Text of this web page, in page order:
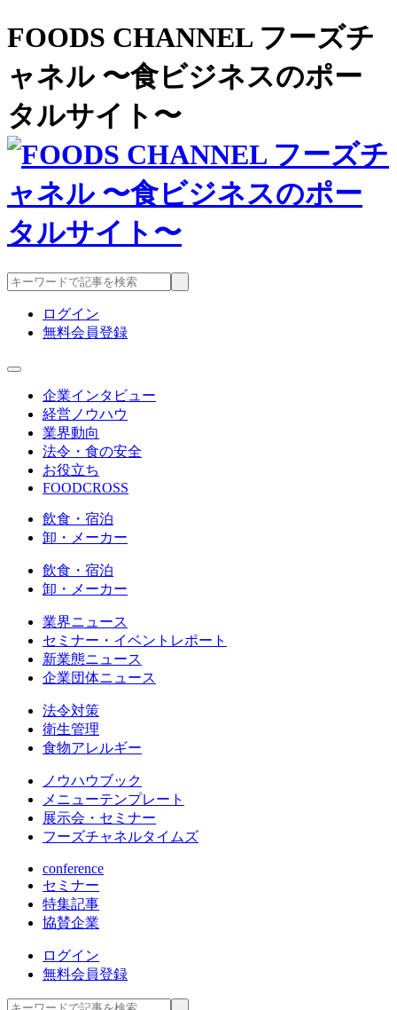
FOODS CHANNEL フーズチ
ャネル 〜食ビジネスのポー
タルサイト〜
ログイン
無料会員登録
企業インタビュー
経営ノウハウ
業界動向
法令・食の安全
お役立ち
FOODCROSS
飲食・宿泊
卸・メーカー
飲食・宿泊
卸・メーカー
業界ニュース
セミナー・イベントレポート
新業態ニュース
企業団体ニュース
法令対策
衛生管理
食物アレルギー
ノウハウブック
メニューテンプレート
展示会・セミナー
フーズチャネルタイムズ
conference
セミナー
特集記事
協賛企業
ログイン
無料会員登録